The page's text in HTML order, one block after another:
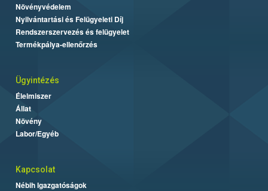
Növényvédelem
Nyilvántartási és Felügyeleti Díj
Rendszerszervezés és felügyelet
Termékpálya-ellenőrzés
Ügyintézés
Élelmiszer
Állat
Növény
Labor/Egyéb
Kapcsolat
Nébih Igazgatóságok